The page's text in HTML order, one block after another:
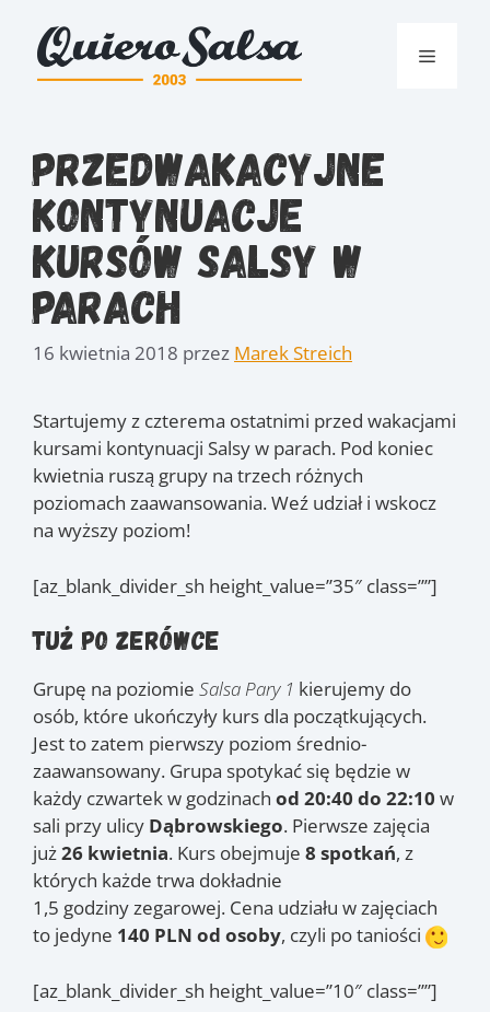
treści
Menu
Przedwakacyjne
kontynuacje
kursów Salsy w
parach
16 kwietnia 2018 przez Marek Streich
Startujemy z czterema ostatnimi przed wakacjami
kursami kontynuacji Salsy w parach. Pod koniec
kwietnia ruszą grupy na trzech różnych
poziomach zaawansowania. Weź udział i wskocz
na wyższy poziom!
[az_blank_divider_sh height_value=”35″ class=””]
Tuż po zerówce
Grupę na poziomie Salsa Pary 1 kierujemy do
osób, które ukończyły kurs dla początkujących.
Jest to zatem pierwszy poziom średnio-
zaawansowany. Grupa spotykać się będzie w
każdy czwartek w godzinach od 20:40 do 22:10 w
sali przy ulicy Dąbrowskiego. Pierwsze zajęcia
już26 kwietnia. Kurs obejmuje 8 spotkań, z
których każde trwa dokładnie
1,5 godziny zegarowej. Cena udziału w zajęciach
to jedyne 140 PLN od osoby, czyli po taniości
[az_blank_divider_sh height_value=”10″ class=””]